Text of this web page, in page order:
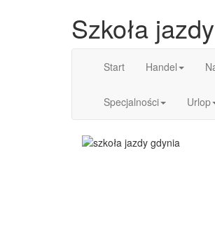
Szkoła
Start Handel
Specjalności Urlop